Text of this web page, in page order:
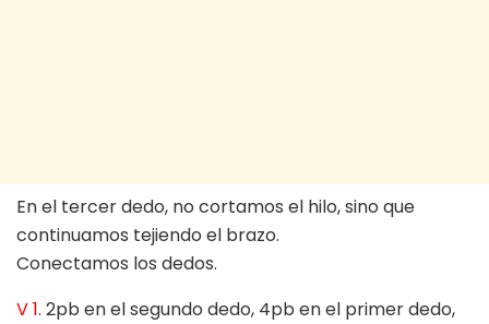
En el tercer dedo, no cortamos el hilo, sino que
continuamos tejiendo el brazo.
Conectamos los dedos.
V 1. 2pb en el segundo dedo, 4pb en el primer dedo,